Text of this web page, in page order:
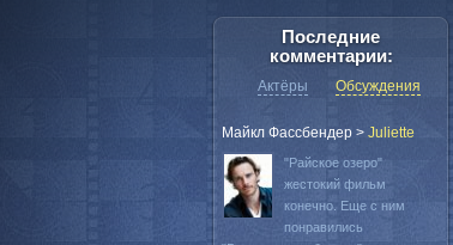
Последние
комментарии:
Актёры Обсуждения
Майкл Фассбендер > Juliette
"Райское озеро"
жестокий фильм
конечно. Еще с ним
понравились